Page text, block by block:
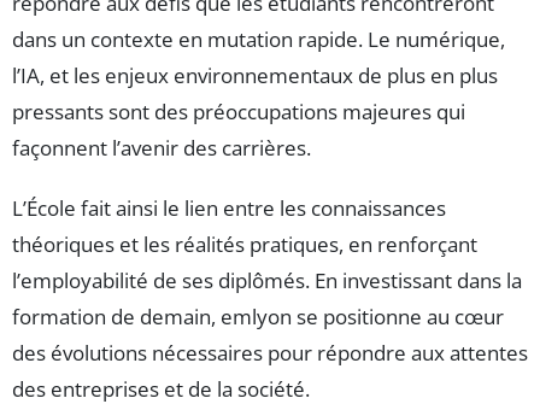
dans un contexte en mutation rapide. Le numérique,
l’IA, et les enjeux environnementaux de plus en plus
pressants sont des préoccupations majeures qui
façonnent l’avenir des carrières.
L’École fait ainsi le lien entre les connaissances
théoriques et les réalités pratiques, en renforçant
l’employabilité de ses diplômés. En investissant dans la
formation de demain, emlyon se positionne au cœur
des évolutions nécessaires pour répondre aux attentes
des entreprises et de la société.